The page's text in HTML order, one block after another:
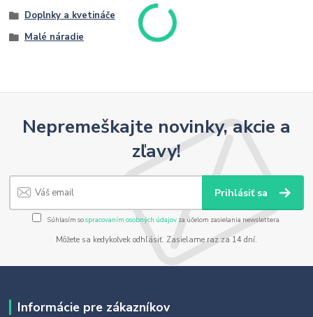
Doplnky a kvetináče
Malé náradie
Nepremeškajte novinky, akcie a
zľavy!
Prihlásiť sa
Súhlasím sospracovaním osobných údajov za účelom zasielania newslettera.
Môžete sa kedykoľvek odhlásiť. Zasielame raz za 14 dní.
Informácie pre zákazníkov